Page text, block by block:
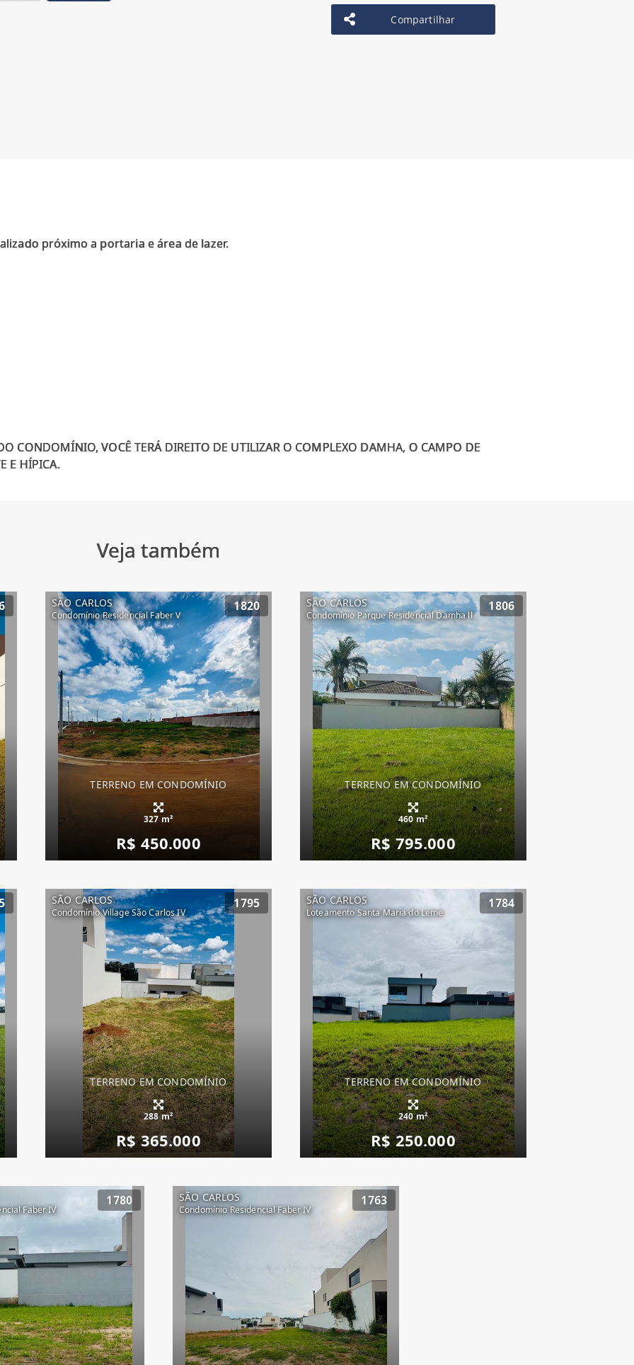
Compartilhar
próximo a portaria e área de lazer.
CONDOMÍNIO, VOCÊ TERÁ DIREITO DE UTILIZAR O COMPLEXO DAMHA, O CAMPO DE
GOLF, HELIPORTO, RESTAURANTE E HÍPICA.
Veja também
SÃO CARLOS
Condomínio Residencial Faber V
1820
TERRENO EM CONDOMÍNIO
327 m²
R$ 450.000
SÃO CARLOS
Condomínio Parque Residencial Damha ll
1806
TERRENO EM CONDOMÍNIO
460 m²
R$ 795.000
SÃO CARLOS
Condomínio Village São Carlos IV
1795
TERRENO EM CONDOMÍNIO
288 m²
R$ 365.000
SÃO CARLOS
Loteamento Santa Maria do Leme
1784
TERRENO EM CONDOMÍNIO
240 m²
R$ 250.000
Faber IV
1780 SÃO CARLOS
Condomínio Residencial Faber IV
1763